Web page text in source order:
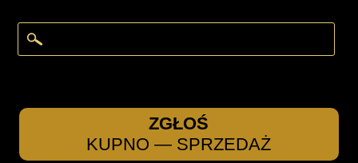
ZGŁOŚ
KUPNO — SPRZEDAŻ